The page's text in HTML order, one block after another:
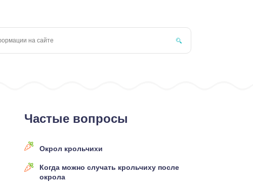
Частые вопросы
Окрол крольчихи
Когда можно случать крольчиху после
окрола